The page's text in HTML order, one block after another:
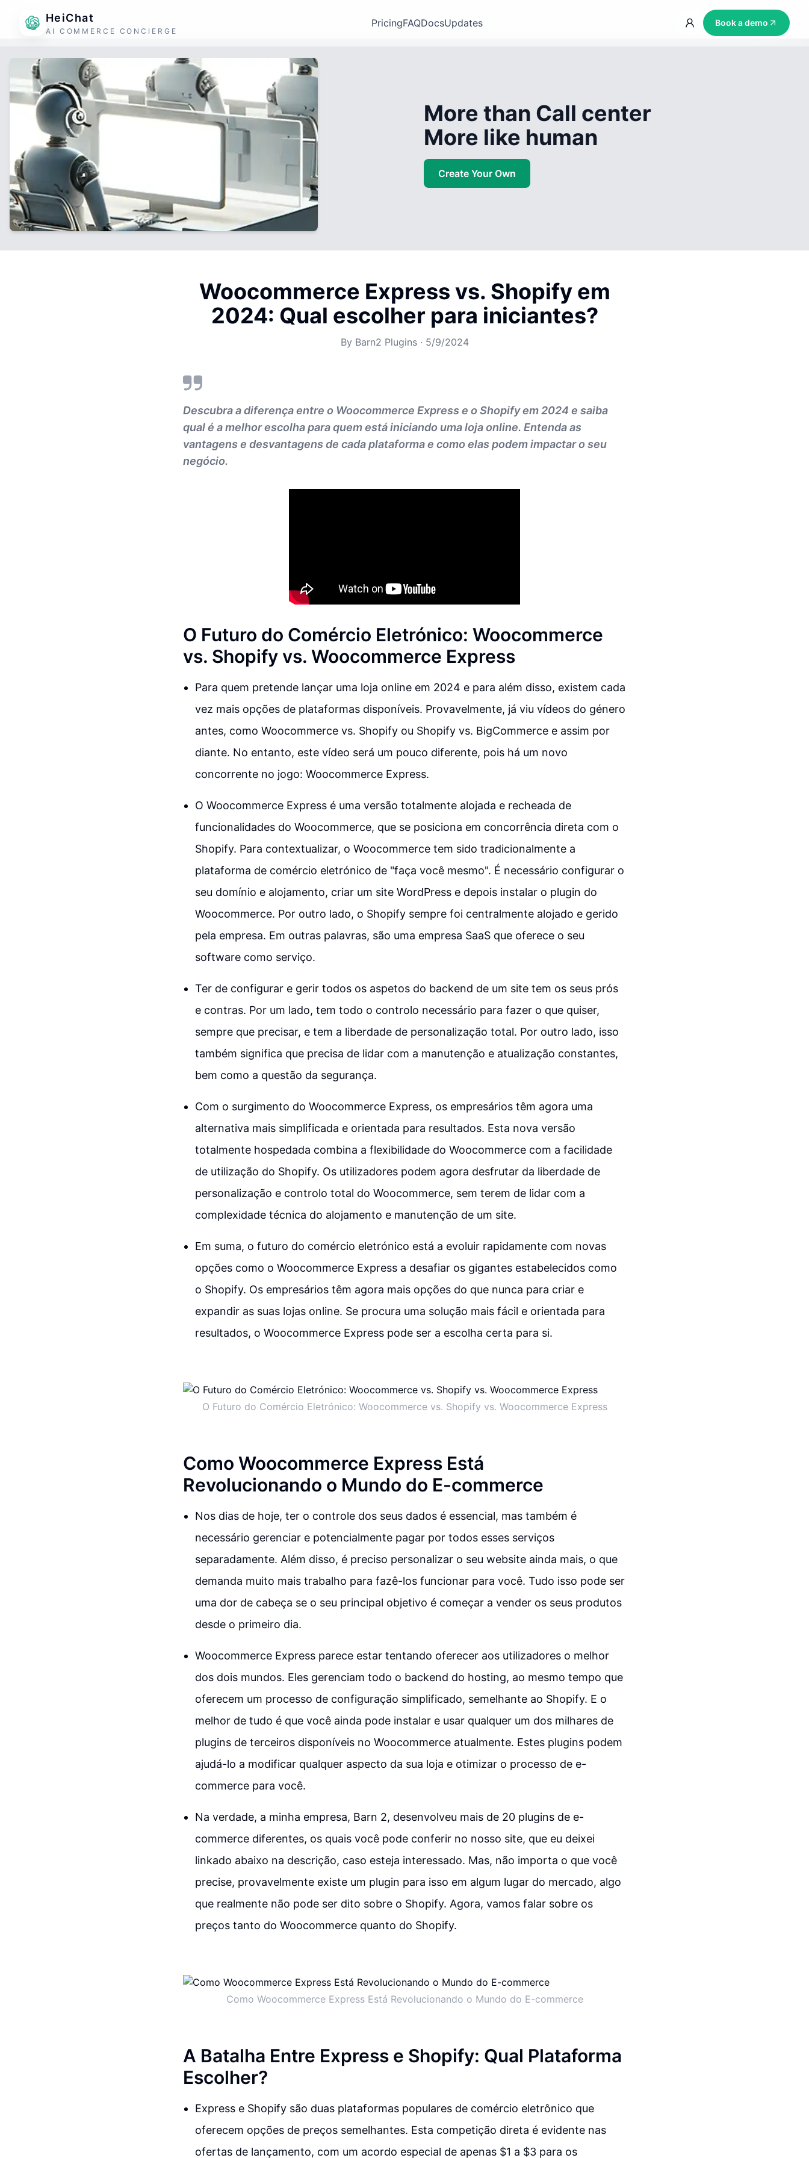
HeiChat
AI COMMERCE CONCIERGE
PricingFAQDocsUpdates Book a demo
More than Call center
More like human
Create Your Own
Woocommerce Express vs. Shopify em
2024: Qual escolher para iniciantes?
By Barn2 Plugins· 5/9/2024
Descubra a diferença entre o Woocommerce Express e o Shopify em 2024 e saiba
qual é a melhor escolha para quem está iniciando uma loja online. Entenda as
vantagens e desvantagens de cada plataforma e como elas podem impactar o seu
negócio.
O Futuro do Comércio Eletrónico: Woocommerce
vs. Shopify vs. Woocommerce Express
Para quem pretende lançar uma loja online em 2024 e para além disso, existem cada
vez mais opções de plataformas disponíveis. Provavelmente, já viu vídeos do género
antes, como Woocommerce vs. Shopify ou Shopify vs. BigCommerce e assim por
diante. No entanto, este vídeo será um pouco diferente, pois há um novo
concorrente no jogo: Woocommerce Express.
O Woocommerce Express é uma versão totalmente alojada e recheada de
funcionalidades do Woocommerce, que se posiciona em concorrência direta com o
Shopify. Para contextualizar, o Woocommerce tem sido tradicionalmente a
plataforma de comércio eletrónico de "faça você mesmo". É necessário configurar o
seu domínio e alojamento, criar um site WordPress e depois instalar o plugin do
Woocommerce. Por outro lado, o Shopify sempre foi centralmente alojado e gerido
pela empresa. Em outras palavras, são uma empresa SaaS que oferece o seu
software como serviço.
Ter de configurar e gerir todos os aspetos do backend de um site tem os seus prós
e contras. Por um lado, tem todo o controlo necessário para fazer o que quiser,
sempre que precisar, e tem a liberdade de personalização total. Por outro lado, isso
também significa que precisa de lidar com a manutenção e atualização constantes,
bem como a questão da segurança.
Com o surgimento do Woocommerce Express, os empresários têm agora uma
alternativa mais simplificada e orientada para resultados. Esta nova versão
totalmente hospedada combina a flexibilidade do Woocommerce com a facilidade
de utilização do Shopify. Os utilizadores podem agora desfrutar da liberdade de
personalização e controlo total do Woocommerce, sem terem de lidar com a
complexidade técnica do alojamento e manutenção de um site.
Em suma, o futuro do comércio eletrónico está a evoluir rapidamente com novas
opções como o Woocommerce Express a desafiar os gigantes estabelecidos como
o Shopify. Os empresários têm agora mais opções do que nunca para criar e
expandir as suas lojas online. Se procura uma solução mais fácil e orientada para
resultados, o Woocommerce Express pode ser a escolha certa para si.
O Futuro do Comércio Eletrónico: Woocommerce vs. Shopify vs. Woocommerce Express
Como Woocommerce Express Está
Revolucionando o Mundo do E-commerce
Nos dias de hoje, ter o controle dos seus dados é essencial, mas também é
necessário gerenciar e potencialmente pagar por todos esses serviços
separadamente. Além disso, é preciso personalizar o seu website ainda mais, o que
demanda muito mais trabalho para fazê-los funcionar para você. Tudo isso pode ser
uma dor de cabeça se o seu principal objetivo é começar a vender os seus produtos
desde o primeiro dia.
Woocommerce Express parece estar tentando oferecer aos utilizadores o melhor
dos dois mundos. Eles gerenciam todo o backend do hosting, ao mesmo tempo que
oferecem um processo de configuração simplificado, semelhante ao Shopify. E o
melhor de tudo é que você ainda pode instalar e usar qualquer um dos milhares de
plugins de terceiros disponíveis no Woocommerce atualmente. Estes plugins podem
ajudá-lo a modificar qualquer aspecto da sua loja e otimizar o processo de e-
commerce para você.
Na verdade, a minha empresa, Barn 2, desenvolveu mais de 20 plugins de e-
commerce diferentes, os quais você pode conferir no nosso site, que eu deixei
linkado abaixo na descrição, caso esteja interessado. Mas, não importa o que você
precise, provavelmente existe um plugin para isso em algum lugar do mercado, algo
que realmente não pode ser dito sobre o Shopify. Agora, vamos falar sobre os
preços tanto do Woocommerce quanto do Shopify.
Como Woocommerce Express Está Revolucionando o Mundo do E-commerce
A Batalha Entre Express e Shopify: Qual Plataforma
Escolher?
Express e Shopify são duas plataformas populares de comércio eletrônico que
oferecem opções de preços semelhantes. Esta competição direta é evidente nas
ofertas de lançamento, com um acordo especial de apenas $1 a $3 para os